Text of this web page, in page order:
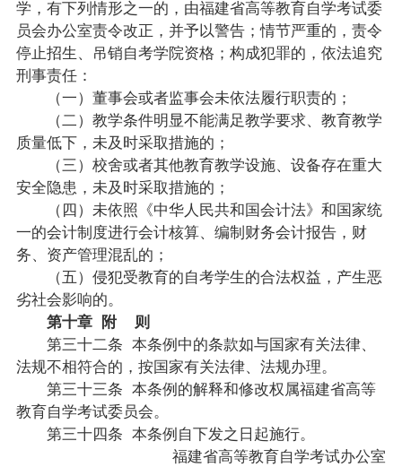
学，有下列情形之一的，由福建省高等教育自学考试委
员会办公室责令改正，并予以警告；情节严重的，责令
停止招生、吊销自考学院资格；构成犯罪的，依法追究
刑事责任：
（一）董事会或者监事会未依法履行职责的；
（二）教学条件明显不能满足教学要求、教育教学
质量低下，未及时采取措施的；
（三）校舍或者其他教育教学设施、设备存在重大
安全隐患，未及时采取措施的；
（四）未依照《中华人民共和国会计法》和国家统
一的会计制度进行会计核算、编制财务会计报告，财
务、资产管理混乱的；
（五）侵犯受教育的自考学生的合法权益，产生恶
劣社会影响的。
第十章 附 则
第三十二条 本条例中的条款如与国家有关法律、
法规不相符合的，按国家有关法律、法规办理。
第三十三条 本条例的解释和修改权属福建省高等
教育自学考试委员会。
第三十四条 本条例自下发之日起施行。
福建省高等教育自学考试办公室